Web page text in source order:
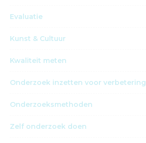
Evaluatie
Kunst & Cultuur
Kwaliteit meten
Onderzoek inzetten voor verbetering
Onderzoeksmethoden
Zelf onderzoek doen